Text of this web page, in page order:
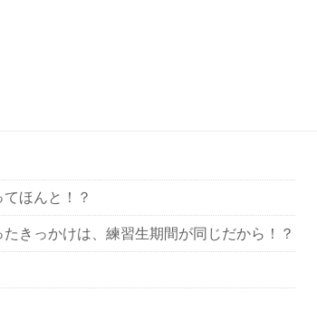
ほんと！？
きっかけは、練習生期間が同じだから！？